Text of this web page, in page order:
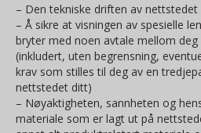
– Den tekniske driften av
– Å sikre at visningen av spesielle
bryter med noen avtale mellom
(inkludert, uten begrensning,
krav som stilles til deg av en
nettstedet ditt)
– Nøyaktigheten, sannheten og
materiale som er lagt ut på